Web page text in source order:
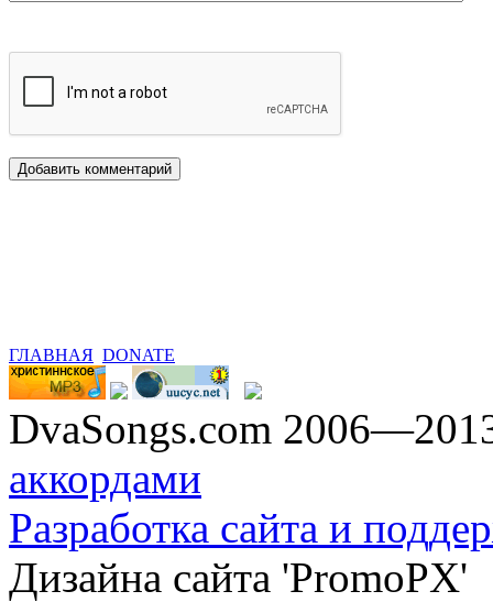
ГЛАВНАЯ DONATE
DvaSongs.com
аккордами
Разработка сайта и
Дизайна сайта 'PromoPX'